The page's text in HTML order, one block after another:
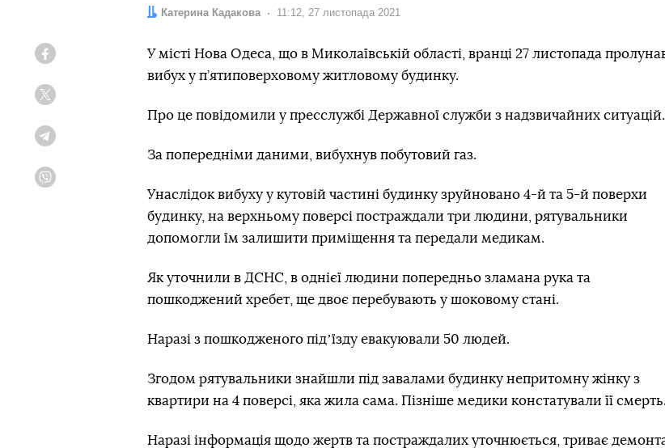
Автор:
Катерина Кадакова Дата:
11:12, 27 листопада 2021
У місті Нова Одеса, що в Миколаївській області, вранці 27 листопада
вибух у п’ятиповерховому житловому будинку.
Про це повідомили у пресслужбі Державної служби з надзвичайних ситуацій.
За попередніми даними, вибухнув побутовий газ.
Унаслідок вибуху у кутовій частині будинку зруйновано 4-й та 5-й поверхи
будинку, на верхньому поверсі постраждали три людини, рятувальники
допомогли їм залишити приміщення та передали медикам.
Як уточнили в ДСНС, в однієї людини попередньо зламана рука та
пошкоджений хребет, ще двоє перебувають у шоковому стані.
Наразі з пошкодженого підʼїзду евакуювали 50 людей.
Згодом рятувальники знайшли під завалами будинку непритомну жінку з
квартири на 4 поверсі, яка жила сама. Пізніше медики констатували її смерть.
Наразі інформація щодо жертв та постраждалих уточнюється, триває